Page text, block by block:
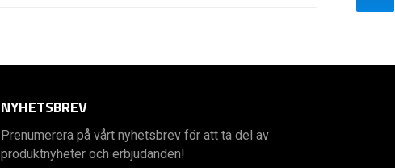
NYHETSBREV
Prenumerera på vårt nyhetsbrev för att ta del av
produktnyheter och erbjudanden!